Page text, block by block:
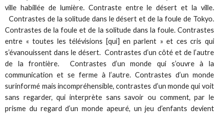
ville habillée de lumière. Contraste entre le désert et la ville.
Contrastes de la solitude dans le désert et de la foule de Tokyo.
Contrastes de la foule et de la solitude dans la foule. Contrastes
entre « toutes les télévisions [qui] en parlent » et ces cris qui
s’évanouissent dans le désert. Contrastes d’un côté et de l’autre
de la frontière. Contrastes d’un monde qui s’ouvre à la
communication et se ferme à l’autre. Contrastes d’un monde
surinformé mais incompréhensible, contrastes d’un monde qui voit
sans regarder, qui interprète sans savoir ou comment, par le
prisme du regard d’un monde apeuré, un jeu d’enfants devient